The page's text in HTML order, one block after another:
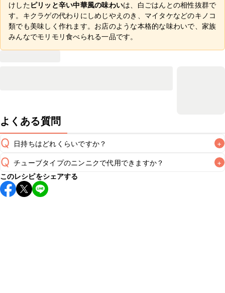
けしたピリッと辛い中華風の味わいは、白ごはんとの相性抜群で
す。キクラゲの代わりにしめじやえのき、マイタケなどのキノコ
類でも美味しく作れます。お店のような本格的な味わいで、家族
みんなでモリモリ食べられる一品です。
よくある質問
Q 日持ちはどれくらいですか？ +
A
保存期間は冷蔵で翌日中が目安です。なるべくお早めにお召
し上がりください。
※日持ちは目安です。
Q チューブタイプのニンニクで代用できますか？ +
A
チューブタイプのニンニクを使用してもお作りいただけま
す。小さじ1を目安に加え、お好みの風味になるようご調節く
このレシピをシェアする